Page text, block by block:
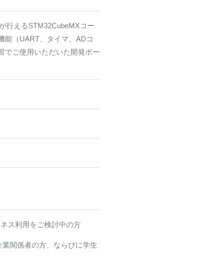
行えるSTM32CubeMXコー
能（UART、タイマ、ADコ
でご使用いただいた開発ボー
ス利用をご検討中の方
関係者の方、ならびに学生